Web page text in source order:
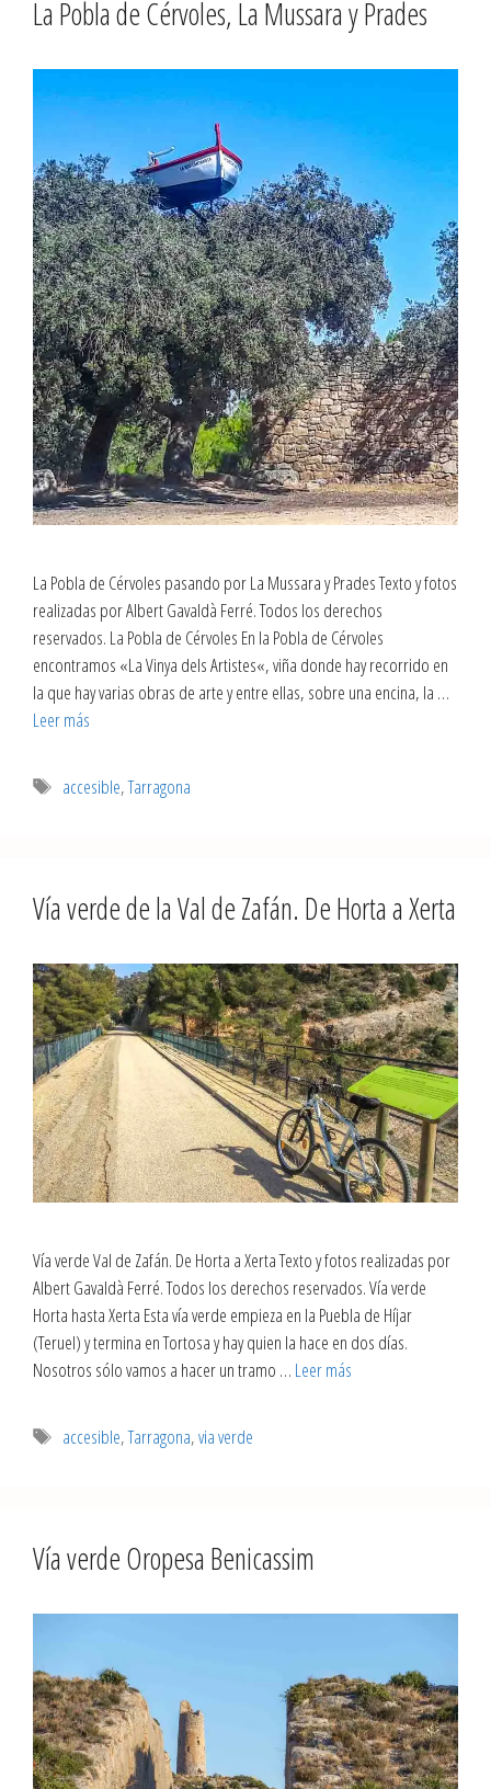
La Pobla de Cérvoles, La Mussara y Prades
La Pobla de Cérvoles pasando por La Mussara y Prades Texto y fotos
realizadas por Albert Gavaldà Ferré. Todos los derechos
reservados. La Pobla de Cérvoles En la Pobla de Cérvoles
encontramos «La Vinya dels Artistes«, viña donde hay recorrido en
la que hay varias obras de arte y entre ellas, sobre una encina, la …
Leer más
accesible,Tarragona
Vía verde de la Val de Zafán. De Horta a Xerta
Vía verde Val de Zafán. De Horta a Xerta Texto y fotos realizadas por
Albert Gavaldà Ferré. Todos los derechos reservados. Vía verde
Horta hasta Xerta Esta vía verde empieza en la Puebla de Híjar
(Teruel) y termina en Tortosa y hay quien la hace en dos días.
Nosotros sólo vamos a hacer un tramo … Leer más
accesible,Tarragona,via verde
Vía verde Oropesa Benicassim